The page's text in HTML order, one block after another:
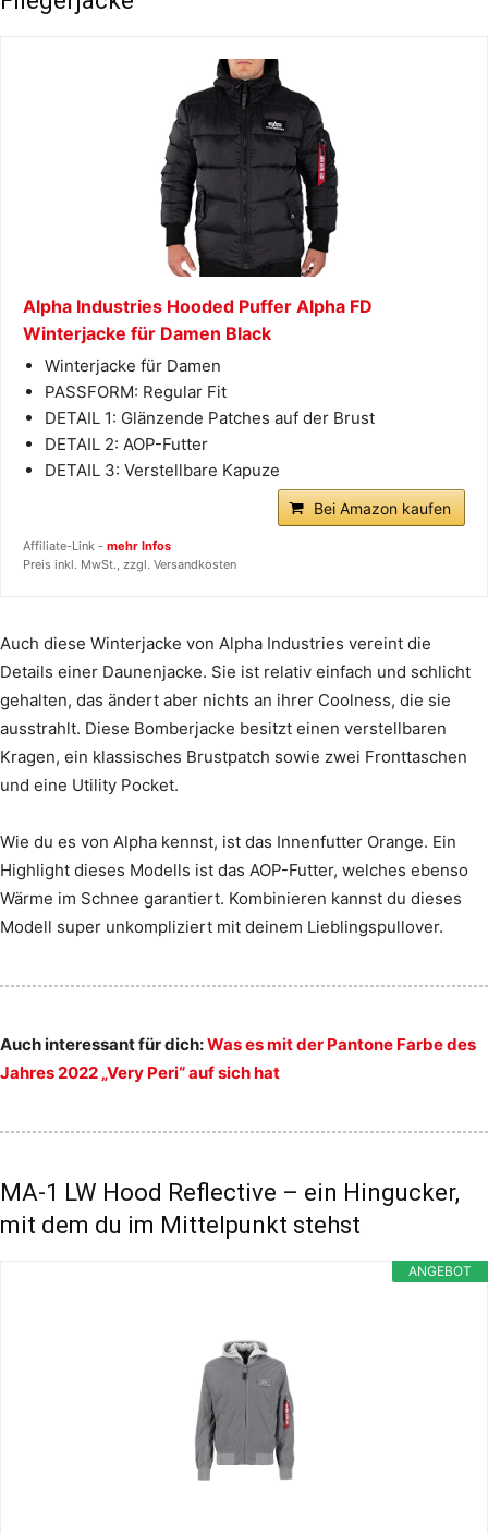
Alpha Industries Hooded Puffer Alpha FD
Winterjacke für Damen Black
Winterjacke für Damen
PASSFORM: Regular Fit
DETAIL 1: Glänzende Patches auf der Brust
DETAIL 2: AOP-Futter
DETAIL 3: Verstellbare Kapuze
Bei Amazon kaufen
Affiliate-Link - mehr Infos
Preis inkl. MwSt., zzgl. Versandkosten
Auch diese Winterjacke von Alpha Industries vereint die
Details einer Daunenjacke. Sie ist relativ einfach und schlicht
gehalten, das ändert aber nichts an ihrer Coolness, die sie
ausstrahlt. Diese Bomberjacke besitzt einen verstellbaren
Kragen, ein klassisches Brustpatch sowie zwei Fronttaschen
und eine Utility Pocket.
Wie du es von Alpha kennst, ist das Innenfutter Orange. Ein
Highlight dieses Modells ist das AOP-Futter, welches ebenso
Wärme im Schnee garantiert. Kombinieren kannst du dieses
Modell super unkompliziert mit deinem Lieblingspullover.
Auch interessant für dich:Was es mit der Pantone Farbe des
Jahres 2022 „Very Peri“ auf sich hat
MA-1 LW Hood Reflective – ein Hingucker,
mit dem du im Mittelpunkt stehst
ANGEBOT